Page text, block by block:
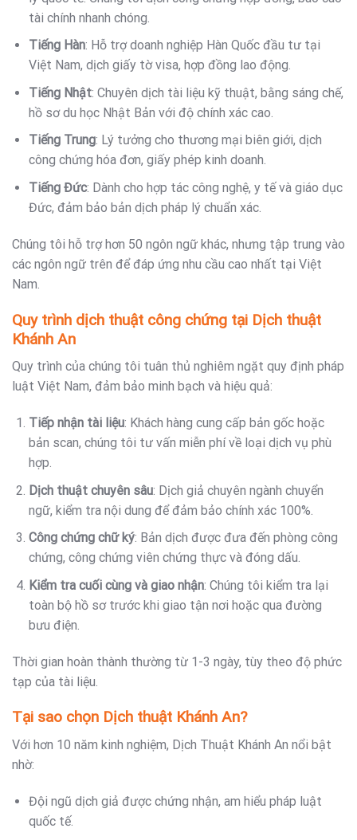
tài chính nhanh chóng.
Tiếng Hàn: Hỗ trợ doanh nghiệp Hàn Quốc đầu tư tại
Việt Nam, dịch giấy tờ visa, hợp đồng lao động.
Tiếng Nhật: Chuyên dịch tài liệu kỹ thuật, bằng sáng chế,
hồ sơ du học Nhật Bản với độ chính xác cao.
Tiếng Trung: Lý tưởng cho thương mại biên giới, dịch
công chứng hóa đơn, giấy phép kinh doanh.
Tiếng Đức: Dành cho hợp tác công nghệ, y tế và giáo dục
Đức, đảm bảo bản dịch pháp lý chuẩn xác.
Chúng tôi hỗ trợ hơn 50 ngôn ngữ khác, nhưng tập trung vào
các ngôn ngữ trên để đáp ứng nhu cầu cao nhất tại Việt
Nam.
Quy trình dịch thuật công chứng tại Dịch thuật
Khánh An
Quy trình của chúng tôi tuân thủ nghiêm ngặt quy định pháp
luật Việt Nam, đảm bảo minh bạch và hiệu quả:
Tiếp nhận tài liệu: Khách hàng cung cấp bản gốc hoặc
bản scan, chúng tôi tư vấn miễn phí về loại dịch vụ phù
hợp.
Dịch thuật chuyên sâu: Dịch giả chuyên ngành chuyển
ngữ, kiểm tra nội dung để đảm bảo chính xác 100%.
Công chứng chữ ký: Bản dịch được đưa đến phòng công
chứng, công chứng viên chứng thực và đóng dấu.
Kiểm tra cuối cùng và giao nhận: Chúng tôi kiểm tra lại
toàn bộ hồ sơ trước khi giao tận nơi hoặc qua đường
bưu điện.
Thời gian hoàn thành thường từ 1-3 ngày, tùy theo độ phức
tạp của tài liệu.
Tại sao chọn Dịch thuật Khánh An?
Với hơn 10 năm kinh nghiệm, Dịch Thuật Khánh An nổi bật
nhờ:
Đội ngũ dịch giả được chứng nhận, am hiểu pháp luật
quốc tế.